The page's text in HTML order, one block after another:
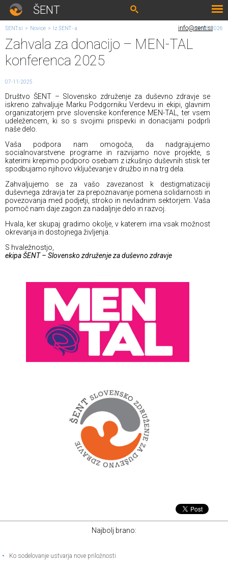
ŠENT
info@sent.si
09. 08. 2026
ŠENT.si > Novice > Iz ŠENT - a
Zahvala za donacijo – MEN-TAL
konferenca 2025
07-11-2025
Društvo ŠENT – Slovensko združenje za duševno zdravje se
iskreno zahvaljuje Marku Podgorniku Verdevu in ekipi, glavnim
organizatorjem prve slovenske konference MEN-TAL, ter vsem
udeležencem, ki so s svojimi prispevki in donacijami podprli
naše delo.
Vaša podpora nam omogoča, da nadgrajujemo
socialnovarstvene programe in razvijamo nove projekte, s
katerimi krepimo podporo osebam z izkušnjo duševnih stisk ter
spodbujamo njihovo vključevanje v družbo in na trg dela.
Zahvaljujemo se za vašo zavezanost k destigmatizaciji
duševnega zdravja ter za prepoznavanje pomena solidarnosti in
povezovanja med podjetji, stroko in nevladnim sektorjem. Vaša
pomoč nam daje zagon za nadaljnje delo in razvoj.
Hvala, ker skupaj gradimo okolje, v katerem ima vsak možnost
okrevanja in dostojnega življenja.
S hvaležnostjo,
ekipa ŠENT – Slovensko združenje za duševno zdravje
Najbolj brano:
• Ko sodelovanje ustvarja nove priložnosti